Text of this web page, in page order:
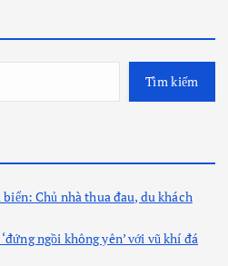
Tìm kiếm
Chủ nhà thua đau, du khách
ngồi không yên’ với vũ khí đá